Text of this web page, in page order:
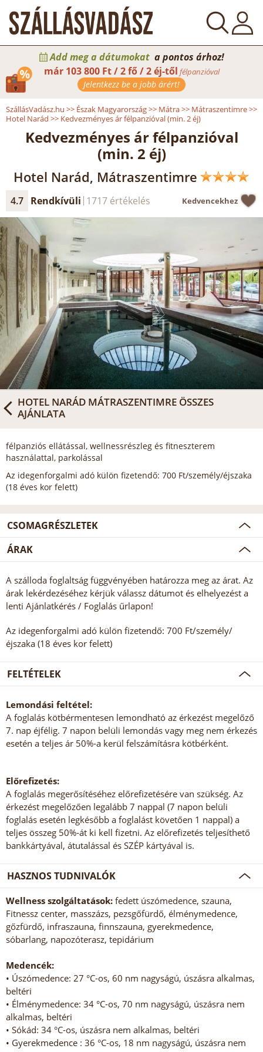
Add meg a dátumokat a pontos árhoz!
már 103 800 Ft / 2 fő / 2 éj-től félpanzióval
Jelentkezz be a jobb árért!
SzállásVadász.hu >> Észak Magyarország>> Mátra>> Mátraszentimre>>
Hotel Narád >> Kedvezményes ár félpanzióval (min. 2 éj)
Kedvezményes ár félpanzióval
(min. 2 éj)
Hotel Narád, Mátraszentimre
4.7 Rendkívüli 1717 értékelés Kedvencekhez
HOTEL NARÁD MÁTRASZENTIMRE ÖSSZES
AJÁNLATA
félpanziós ellátással, wellnessrészleg és fitneszterem
használattal, parkolással
Az idegenforgalmi adó külön fizetendő: 700 Ft/személy/éjszaka
(18 éves kor felett)
CSOMAGRÉSZLETEK
ÁRAK
A szálloda foglaltság függvényében határozza meg az árat. Az
árak lekérdezéséhez kérjük válassz dátumot és elhelyezést a
lenti Ajánlatkérés / Foglalás űrlapon!
Az idegenforgalmi adó külön fizetendő: 700 Ft/személy/
éjszaka (18 éves kor felett)
FELTÉTELEK
Lemondási feltétel:
A foglalás kötbérmentesen lemondható az érkezést megelőző
7. nap éjfélig. 7 napon belüli lemondás vagy meg nem érkezés
esetén a teljes ár 50%-a kerül felszámításra kötbérként.
Előrefizetés:
A foglalás megerősítéséhez előrefizetésére van szükség. Az
érkezést megelőzően legalább 7 nappal (7 napon belüli
foglalás esetén legkésőbb a foglalást követően 1 nappal) a
teljes összeg 50%-át ki kell fizetni. Az előrefizetés teljesíthető
bankkártyával, átutalással és SZÉP kártyával is.
HASZNOS TUDNIVALÓK
Wellness szolgáltatások: fedett úszómedence, szauna,
Fitnessz center, masszázs, pezsgőfürdő, élménymedence,
gőzfürdő, infraszauna, finnszauna, gyerekmedence,
sóbarlang, napozóterasz, tepidárium
Medencék:
• Úszómedence: 27 °C-os, 60 nm nagyságú, úszásra alkalmas,
beltéri
• Élménymedence: 34 °C-os, 70 nm nagyságú, úszásra nem
alkalmas, beltéri
• Sókád: 34 °C-os, úszásra nem alkalmas, beltéri
• Gyerekmedence : 36 °C-os, 18 nm nagyságú, úszásra nem